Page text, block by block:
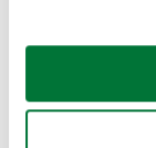
Si lo permite,
Recopilar